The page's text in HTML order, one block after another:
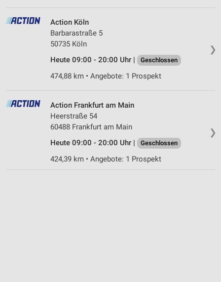
❯
Action Köln
Barbarastraße 5
50735 Köln
Heute 09:00 - 20:00 Uhr |
Geschlossen
474,88 km • Angebote: 1 Prospekt
❯
Action Frankfurt am Main
Heerstraße 54
60488 Frankfurt am Main
Heute 09:00 - 20:00 Uhr |
Geschlossen
424,39 km • Angebote: 1 Prospekt